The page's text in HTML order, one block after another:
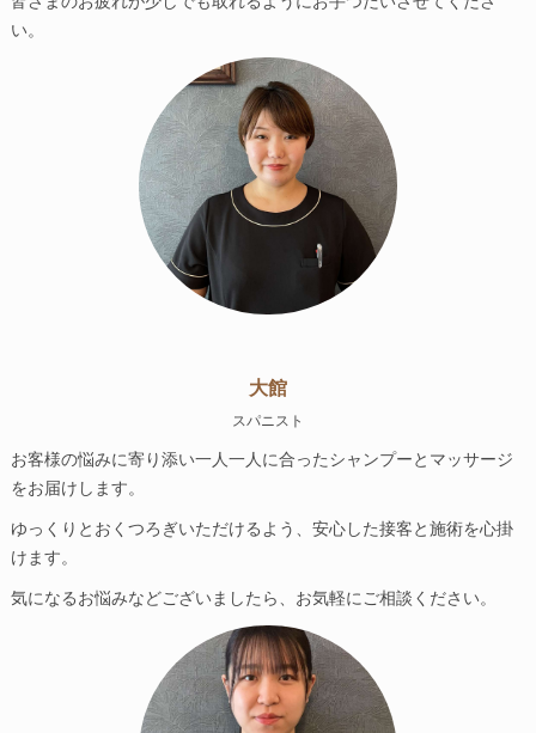
い。
大館
スパニスト
お客様の悩みに寄り添い一人一人に合ったシャンプーとマッサージ
をお届けします。
ゆっくりとおくつろぎいただけるよう、安心した接客と施術を心掛
けます。
気になるお悩みなどございましたら、お気軽にご相談ください。